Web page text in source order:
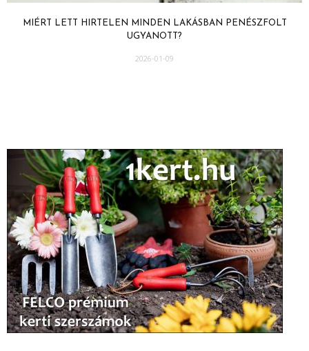
MIÉRT LETT HIRTELEN MINDEN LAKÁSBAN PENÉSZFOLT
UGYANOTT?
2026-01-09